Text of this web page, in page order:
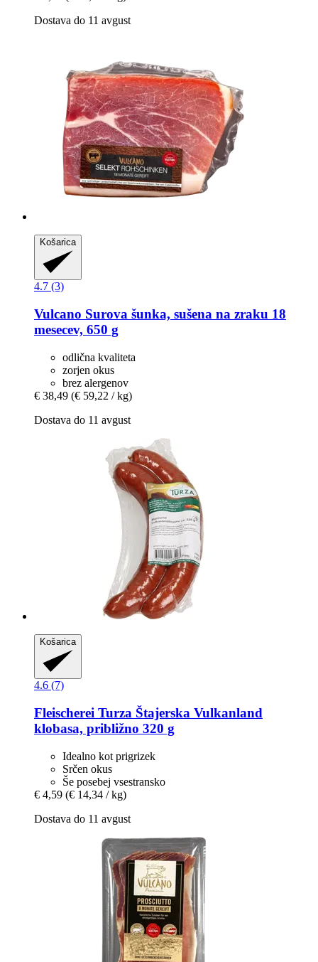
Dostava do 11 avgust
Košarica
4.7 (3)
Vulcano Surova šunka, sušena na zraku 18
mesecev, 650 g
odlična kvaliteta
zorjen okus
brez alergenov
€ 38,49 (€ 59,22 / kg)
Dostava do 11 avgust
Košarica
4.6 (7)
Fleischerei Turza Štajerska Vulkanland
klobasa, približno 320 g
Idealno kot prigrizek
Srčen okus
Še posebej vsestransko
€ 4,59 (€ 14,34 / kg)
Dostava do 11 avgust